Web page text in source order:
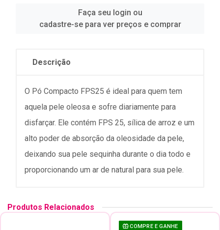
Faça seu login ou
cadastre-se para ver preços e comprar
Descrição
O Pó Compacto FPS25 é ideal para quem tem
aquela pele oleosa e sofre diariamente para
disfarçar. Ele contém FPS 25, sílica de arroz e um
alto poder de absorção da oleosidade da pele,
deixando sua pele sequinha durante o dia todo e
proporcionando um ar de natural para sua pele.
Produtos Relacionados
COMPRE E GANHE